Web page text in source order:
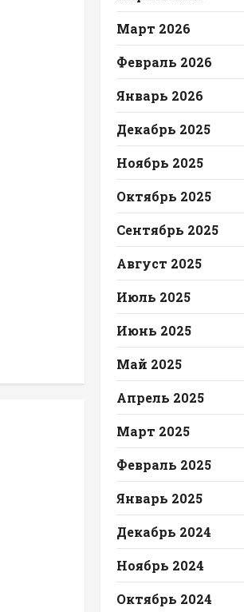
Март 2026
Февраль 2026
Январь 2026
Декабрь 2025
Ноябрь 2025
Октябрь 2025
Сентябрь 2025
Август 2025
Июль 2025
Июнь 2025
Май 2025
Апрель 2025
Март 2025
Февраль 2025
Январь 2025
Декабрь 2024
Ноябрь 2024
Октябрь 2024